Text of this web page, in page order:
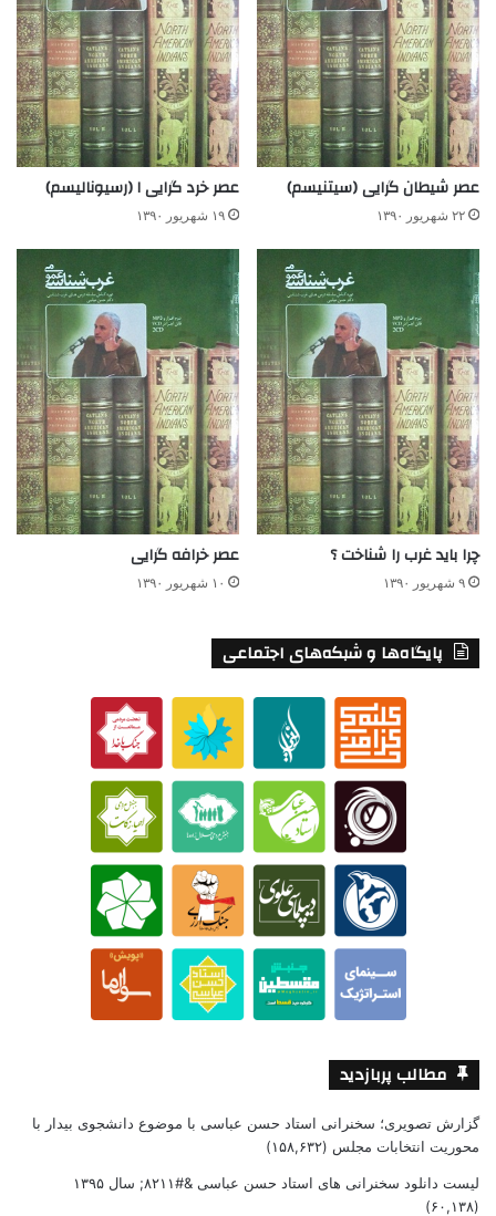
عصر شیطان گرایی (سیتنیسم)
۲۲ شهریور ۱۳۹۰
عصر خرد گرایی ۱ (رسیونالیسم)
۱۹ شهریور ۱۳۹۰
چرا باید غرب را شناخت ؟
۹ شهریور ۱۳۹۰
عصر خرافه گرایی
۱۰ شهریور ۱۳۹۰
پایگاه‌ها و شبکه‌های اجتماعی
مطالب پربازدید
گزارش تصویری؛ سخنرانی استاد حسن عباسی با موضوع دانشجوی بیدار با
محوریت انتخابات مجلس (۱۵۸,۶۳۲)
لیست دانلود سخنرانی های استاد حسن عباسی &#۸۲۱۱; سال ۱۳۹۵
(۶۰,۱۳۸)